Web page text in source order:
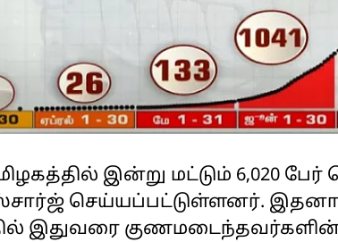
இன்று மட்டும் 6,020
செய்யப்பட்டுள்ளனர்.
இதுவரை